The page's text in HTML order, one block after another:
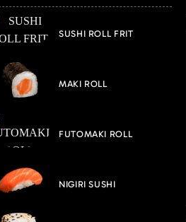
SUSHI ROLL FRIT
MAKI ROLL
FUTOMAKI ROLL
NIGIRI SUSHI